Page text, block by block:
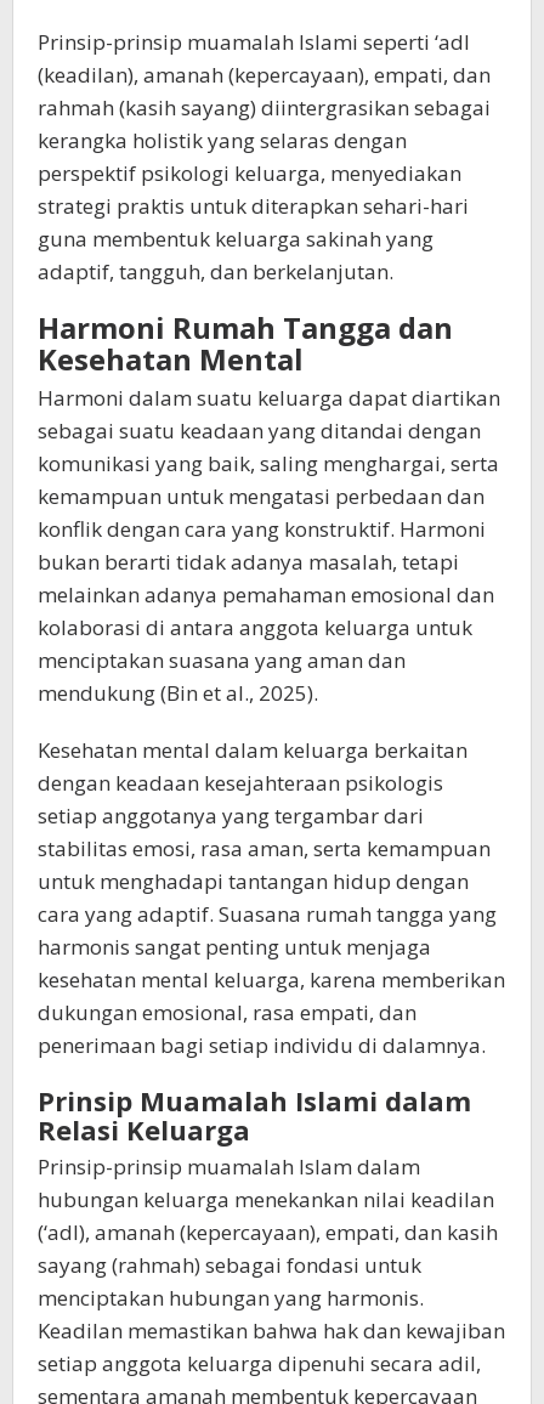
Prinsip-prinsip muamalah Islami seperti ‘adl
(keadilan), amanah (kepercayaan), empati, dan
rahmah (kasih sayang) diintergrasikan sebagai
kerangka holistik yang selaras dengan
perspektif psikologi keluarga, menyediakan
strategi praktis untuk diterapkan sehari-hari
guna membentuk keluarga sakinah yang
adaptif, tangguh, dan berkelanjutan.
Harmoni Rumah Tangga dan
Kesehatan Mental
Harmoni dalam suatu keluarga dapat diartikan
sebagai suatu keadaan yang ditandai dengan
komunikasi yang baik, saling menghargai, serta
kemampuan untuk mengatasi perbedaan dan
konflik dengan cara yang konstruktif. Harmoni
bukan berarti tidak adanya masalah, tetapi
melainkan adanya pemahaman emosional dan
kolaborasi di antara anggota keluarga untuk
menciptakan suasana yang aman dan
mendukung (Bin et al., 2025).
Kesehatan mental dalam keluarga berkaitan
dengan keadaan kesejahteraan psikologis
setiap anggotanya yang tergambar dari
stabilitas emosi, rasa aman, serta kemampuan
untuk menghadapi tantangan hidup dengan
cara yang adaptif. Suasana rumah tangga yang
harmonis sangat penting untuk menjaga
kesehatan mental keluarga, karena memberikan
dukungan emosional, rasa empati, dan
penerimaan bagi setiap individu di dalamnya.
Prinsip Muamalah Islami dalam
Relasi Keluarga
Prinsip-prinsip muamalah Islam dalam
hubungan keluarga menekankan nilai keadilan
(‘adl), amanah (kepercayaan), empati, dan kasih
sayang (rahmah) sebagai fondasi untuk
menciptakan hubungan yang harmonis.
Keadilan memastikan bahwa hak dan kewajiban
setiap anggota keluarga dipenuhi secara adil,
sementara amanah membentuk kepercayaan